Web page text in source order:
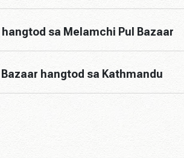
sa Melamchi Pul Bazaar
hangtod sa Kathmandu